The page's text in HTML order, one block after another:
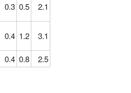
0.3 0.5 2.1
0.4 1.2 3.1
0.4 0.8 2.5